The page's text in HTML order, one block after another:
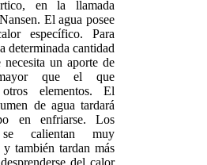
en la llamada
El agua posee
específico. Para
determinada cantidad
necesita un aporte de
que el que
otros elementos. El
de agua tardará
en enfriarse. Los
se calientan muy
y también tardan más
del calor